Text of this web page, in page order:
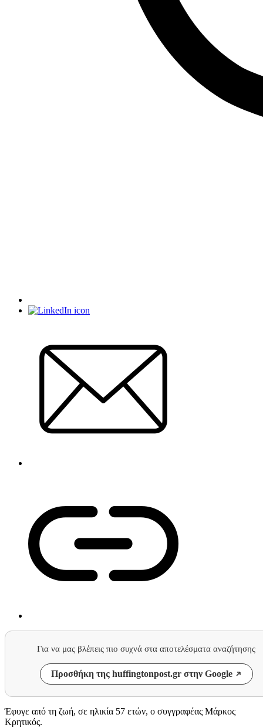
Για να μας βλέπεις πιο συχνά στα αποτελέσματα αναζήτησης
Προσθήκη της huffingtonpost.gr στην Google
Έφυγε από τη ζωή, σε ηλικία 57 ετών, ο συγγραφέας Μάρκος
Κρητικός.